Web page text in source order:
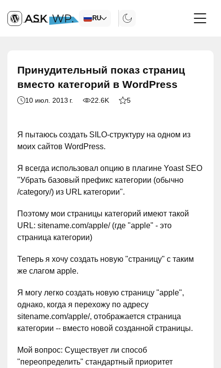
RU
Принудительный показ страниц
вместо категорий в WordPress
10 июл. 2013 г. 22.6K 5
Я пытаюсь создать SILO-структуру на одном из
моих сайтов WordPress.
Я всегда использовал опцию в плагине Yoast SEO
"Убрать базовый префикс категории (обычно
/category/) из URL категории".
Поэтому мои страницы категорий имеют такой
URL: sitename.com/apple/ (где "apple" - это
страница категории)
Теперь я хочу создать новую "страницу" с таким
же слагом apple.
Я могу легко создать новую страницу "apple",
однако, когда я перехожу по адресу
sitename.com/apple/, отображается страница
категории -- вместо новой созданной страницы.
Мой вопрос: Существует ли способ
"переопределить" стандартный приоритет